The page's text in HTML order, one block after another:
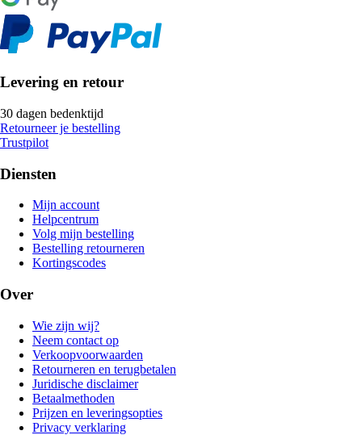
Levering en retour
30 dagen bedenktijd
Retourneer je bestelling
Trustpilot
Diensten
Mijn account
Helpcentrum
Volg mijn bestelling
Bestelling retourneren
Kortingscodes
Over
Wie zijn wij?
Neem contact op
Verkoopvoorwaarden
Retourneren en terugbetalen
Juridische disclaimer
Betaalmethoden
Prijzen en leveringsopties
Privacy verklaring